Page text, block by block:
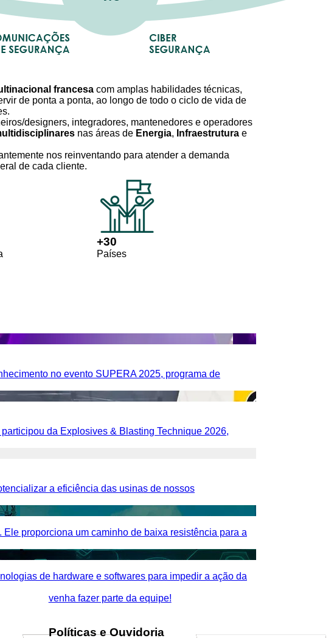
francesa com amplas habilidades técnicas,
de ponta a ponta, ao longo de todo o ciclo de vida de
designers, integradores, mantenedores e operadores
nas áreas de Energia, Infraestrutura e
nos reinventando para atender a demanda
de cada cliente.
+30
Países
no evento SUPERA 2025, programa de
da Explosives & Blasting Technique 2026,
a eficiência das usinas de nossos
proporciona um caminho de baixa resistência para a
de hardware e softwares para impedir a ação da
venha fazer parte da equipe!
Políticas e Ouvidoria